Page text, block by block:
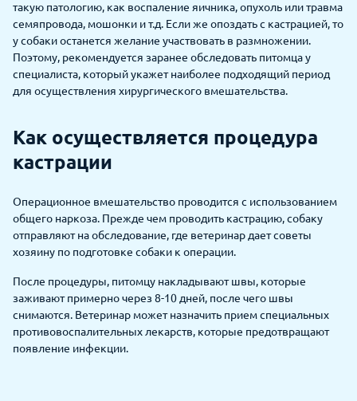
такую патологию, как воспаление яичника, опухоль или травма
семяпровода, мошонки и т.д. Если же опоздать с кастрацией, то
у собаки останется желание участвовать в размножении.
Поэтому, рекомендуется заранее обследовать питомца у
специалиста, который укажет наиболее подходящий период
для осуществления хирургического вмешательства.
Как осуществляется процедура
кастрации
Операционное вмешательство проводится с использованием
общего наркоза. Прежде чем проводить кастрацию, собаку
отправляют на обследование, где ветеринар дает советы
хозяину по подготовке собаки к операции.
После процедуры, питомцу накладывают швы, которые
заживают примерно через 8-10 дней, после чего швы
снимаются. Ветеринар может назначить прием специальных
противовоспалительных лекарств, которые предотвращают
появление инфекции.